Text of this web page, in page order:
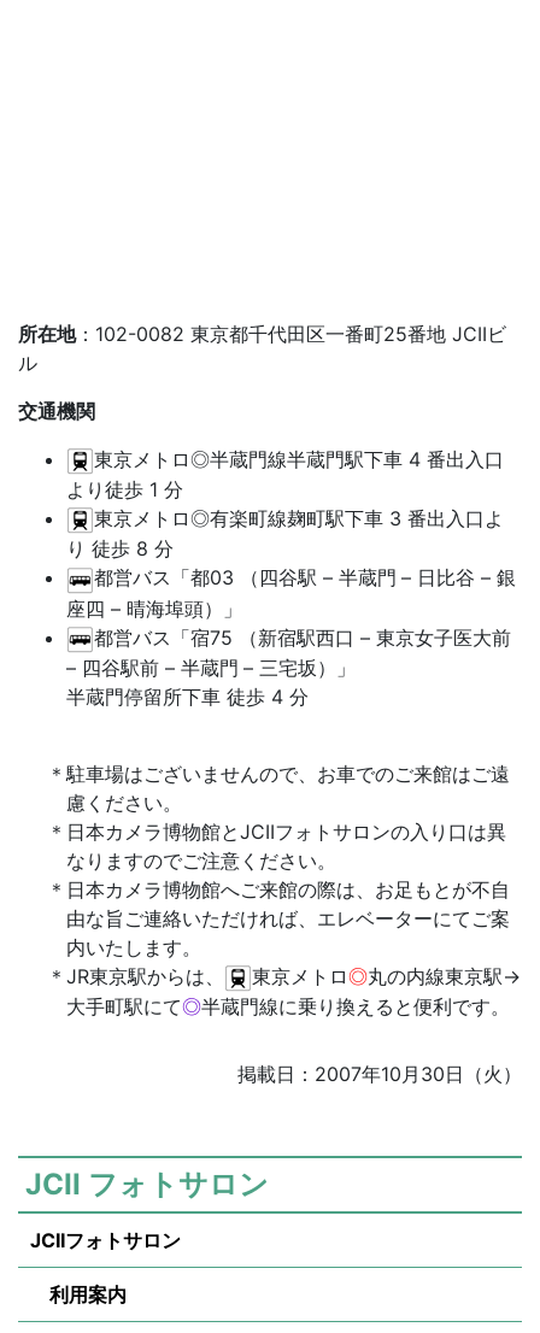
所在地：102-0082 東京都千代田区一番町25番地 JCIIビ
ル
交通機関
東京メトロ◎半蔵門線半蔵門駅下車 4 番出入口
より徒歩 1 分
東京メトロ◎有楽町線麹町駅下車 3 番出入口よ
り 徒歩 8 分
都営バス「都03 （四谷駅 – 半蔵門 – 日比谷 – 銀
座四 – 晴海埠頭）」
都営バス「宿75 （新宿駅西口 – 東京女子医大前
– 四谷駅前 – 半蔵門 – 三宅坂）」
半蔵門停留所下車 徒歩 4 分
駐車場はございませんので、お車でのご来館はご遠
慮ください。
日本カメラ博物館とJCIIフォトサロンの入り口は異
なりますのでご注意ください。
日本カメラ博物館へご来館の際は、お足もとが不自
由な旨ご連絡いただければ、エレベーターにてご案
内いたします。
JR東京駅からは、
東京メトロ◎丸の内線東京駅→
大手町駅にて◎半蔵門線に乗り換えると便利です。
掲載日：2007年10月30日（火）
JCII フォトサロン
JCIIフォトサロン
利用案内